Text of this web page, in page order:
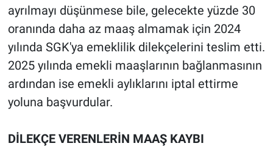
ayrılmayı düşünmese bile, gelecekte yüzde 30
oranında daha az maaş almamak için 2024
yılında SGK'ya emeklilik dilekçelerini teslim etti.
2025 yılında emekli maaşlarının bağlanmasının
ardından ise emekli aylıklarını iptal ettirme
yoluna başvurdular.
DİLEKÇE VERENLERİN MAAŞ KAYBI